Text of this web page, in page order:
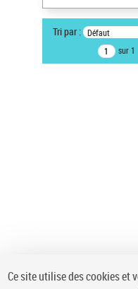
Type de notice
Tri par : Défaut
sur 1
Ce site utilise des cookies et